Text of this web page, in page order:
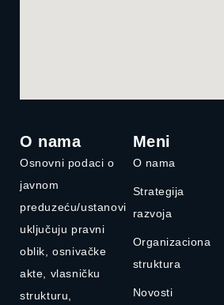
O nama
Osnovni podaci o
javnom
preduzeću/ustanovi
uključuju pravni
oblik, osnivačke
akte, vlasničku
strukturu,
Meni
O nama
Strategija
razvoja
Organizaciona
struktura
Novosti